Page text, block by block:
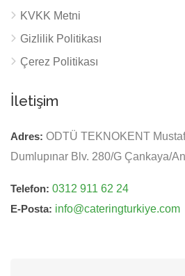
KVKK Metni
Gizlilik Politikası
Çerez Politikası
İletişim
Adres: ODTÜ TEKNOKENT
Dumlupınar Blv. 280/G Çankaya/
Telefon: 0312 911 62 24
E-Posta: info@cateringturkiye.com